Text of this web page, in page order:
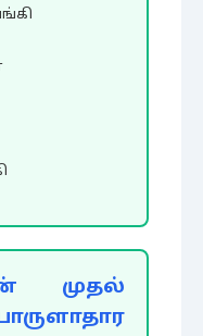
முதல்